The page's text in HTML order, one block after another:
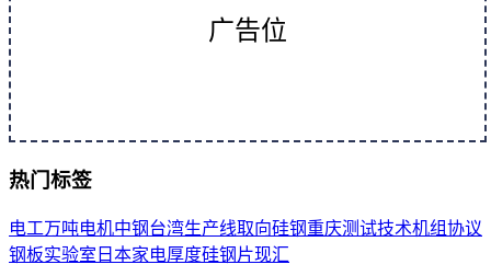
广告位
热门标签
电工万吨电机中钢台湾生产线取向硅钢重庆测试技术机组协议
钢板实验室 日本家电厚度硅钢片现汇